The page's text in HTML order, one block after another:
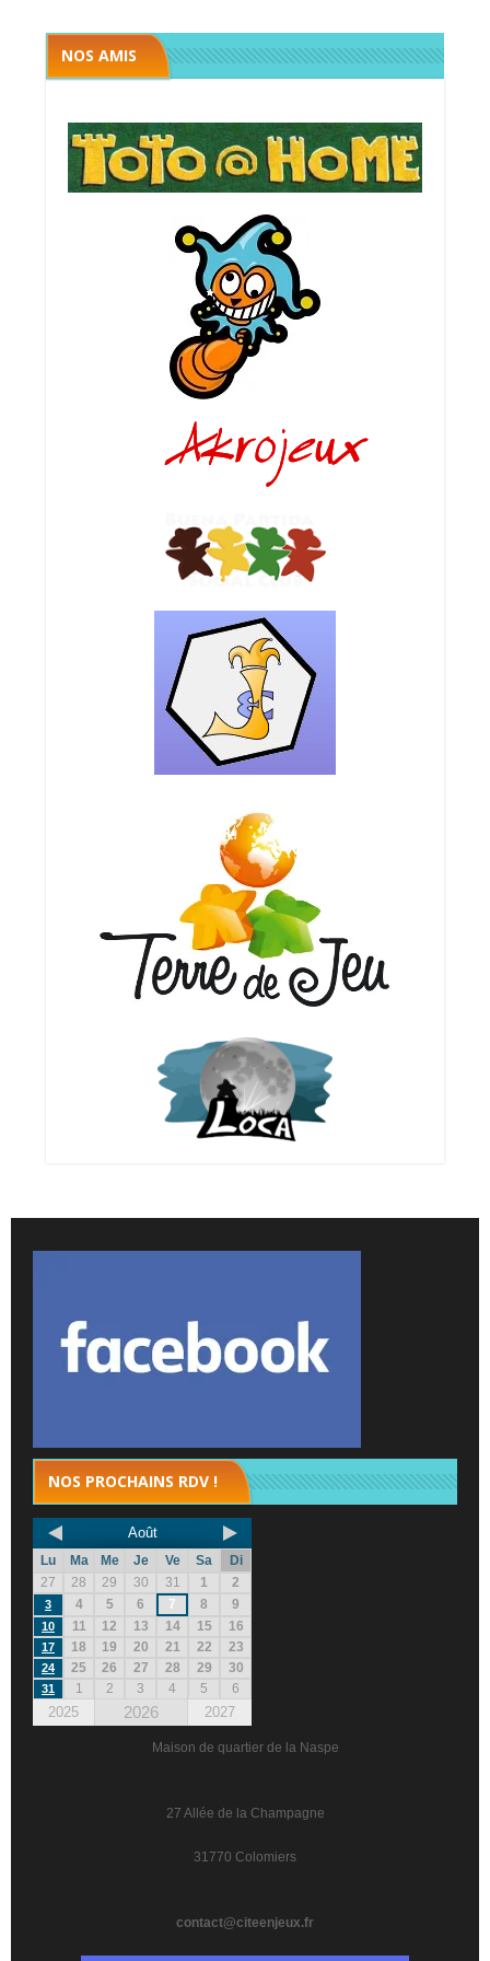
NOS AMIS
NOS PROCHAINS RDV !
Août
Lu Ma Me Je Ve Sa
Di
27
28 29 30 31 1 2
3 4 5 6 7 8 9
10 11 12 13 14 15 16
17 18 19 20 21 22 23
24 25 26 27 28 29 30
31 1 2 3 4 5 6
2025 2026 2027
Maison de quartier de la Naspe
27 Allée de la Champagne
31770 Colomiers
contact@citeenjeux.fr